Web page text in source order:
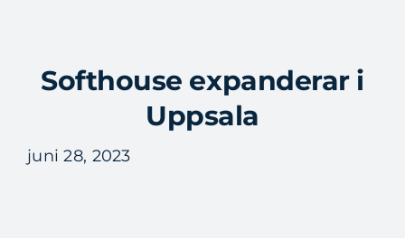
innehålletSofthouse expanderar i
Uppsala
juni 28, 2023